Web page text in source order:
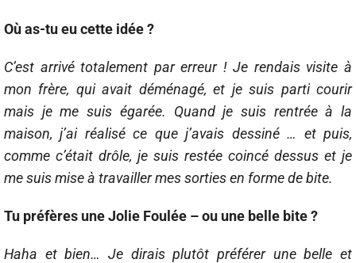
Où as-tu eu cette idée ?
C’est arrivé totalement par erreur ! Je rendais visite à
mon frère, qui avait déménagé, et je suis parti courir
mais je me suis égarée. Quand je suis rentrée à la
maison, j’ai réalisé ce que j’avais dessiné … et puis,
comme c’était drôle, je suis restée coincé dessus et je
me suis mise à travailler mes sorties en forme de bite.
Tu préfères une Jolie Foulée – ou une belle bite ?
Haha et bien… Je dirais plutôt préférer une belle et